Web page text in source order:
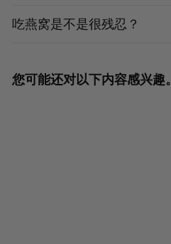
吃燕窝是不是很残忍？
您可能还对以下内容感兴趣。